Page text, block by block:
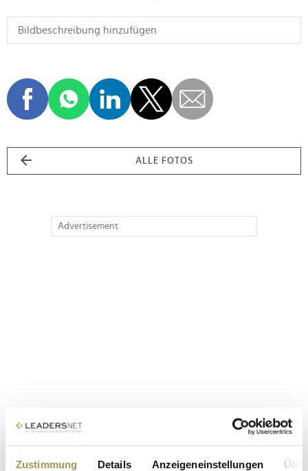
Zustimmung Details Anzeigeneinstellungen
ALLE FOTOS
Advertisement